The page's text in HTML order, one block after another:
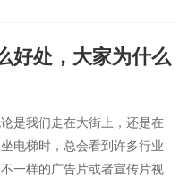
好处，大家为什么
是我们走在大街上，还是在
电梯时，总会看到许多行业
一样的广告片或者宣传片视